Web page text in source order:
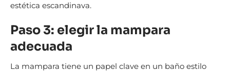
estética escandinava.
Paso 3: elegir la mampara
adecuada
La mampara tiene un papel clave en un baño estilo